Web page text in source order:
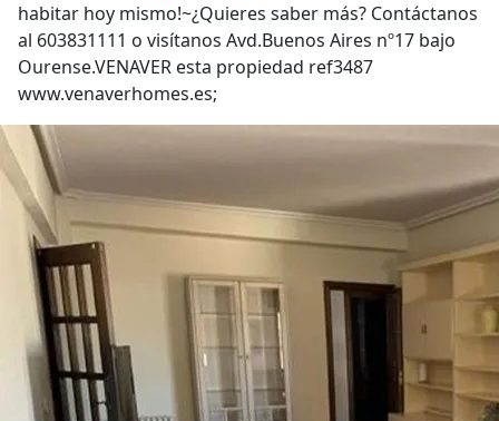
habitar hoy mismo!~¿Quieres saber más? Contáctanos
al 603831111 o visítanos Avd.Buenos Aires nº17 bajo
Ourense.VENAVER esta propiedad ref3487
www.venaverhomes.es;